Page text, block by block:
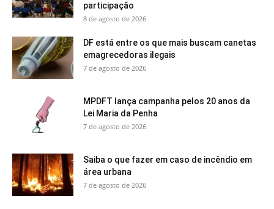
participação
8 de agosto de 2026
DF está entre os que mais buscam canetas
emagrecedoras ilegais
7 de agosto de 2026
MPDFT lança campanha pelos 20 anos da
Lei Maria da Penha
7 de agosto de 2026
Saiba o que fazer em caso de incêndio em
área urbana
7 de agosto de 2026